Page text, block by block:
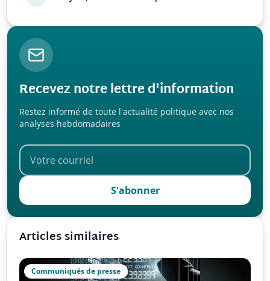
Recevez notre lettre d'information
Restez informé de toute l'actualité politique avec nos
analyses hebdomadaires
S'abonner
Articles similaires
Communiqués de presse